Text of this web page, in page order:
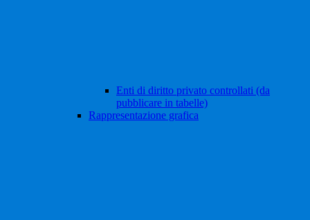
Enti di diritto privato controllati (da
pubblicare in tabelle)
Rappresentazione grafica